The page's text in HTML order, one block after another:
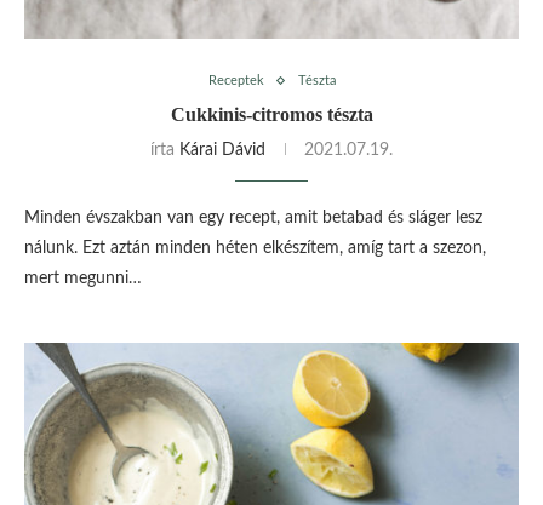
Receptek Tészta
Cukkinis-citromos tészta
írta Kárai Dávid 2021.07.19.
Minden évszakban van egy recept, amit betabad és sláger lesz
nálunk. Ezt aztán minden héten elkészítem, amíg tart a szezon,
mert megunni…